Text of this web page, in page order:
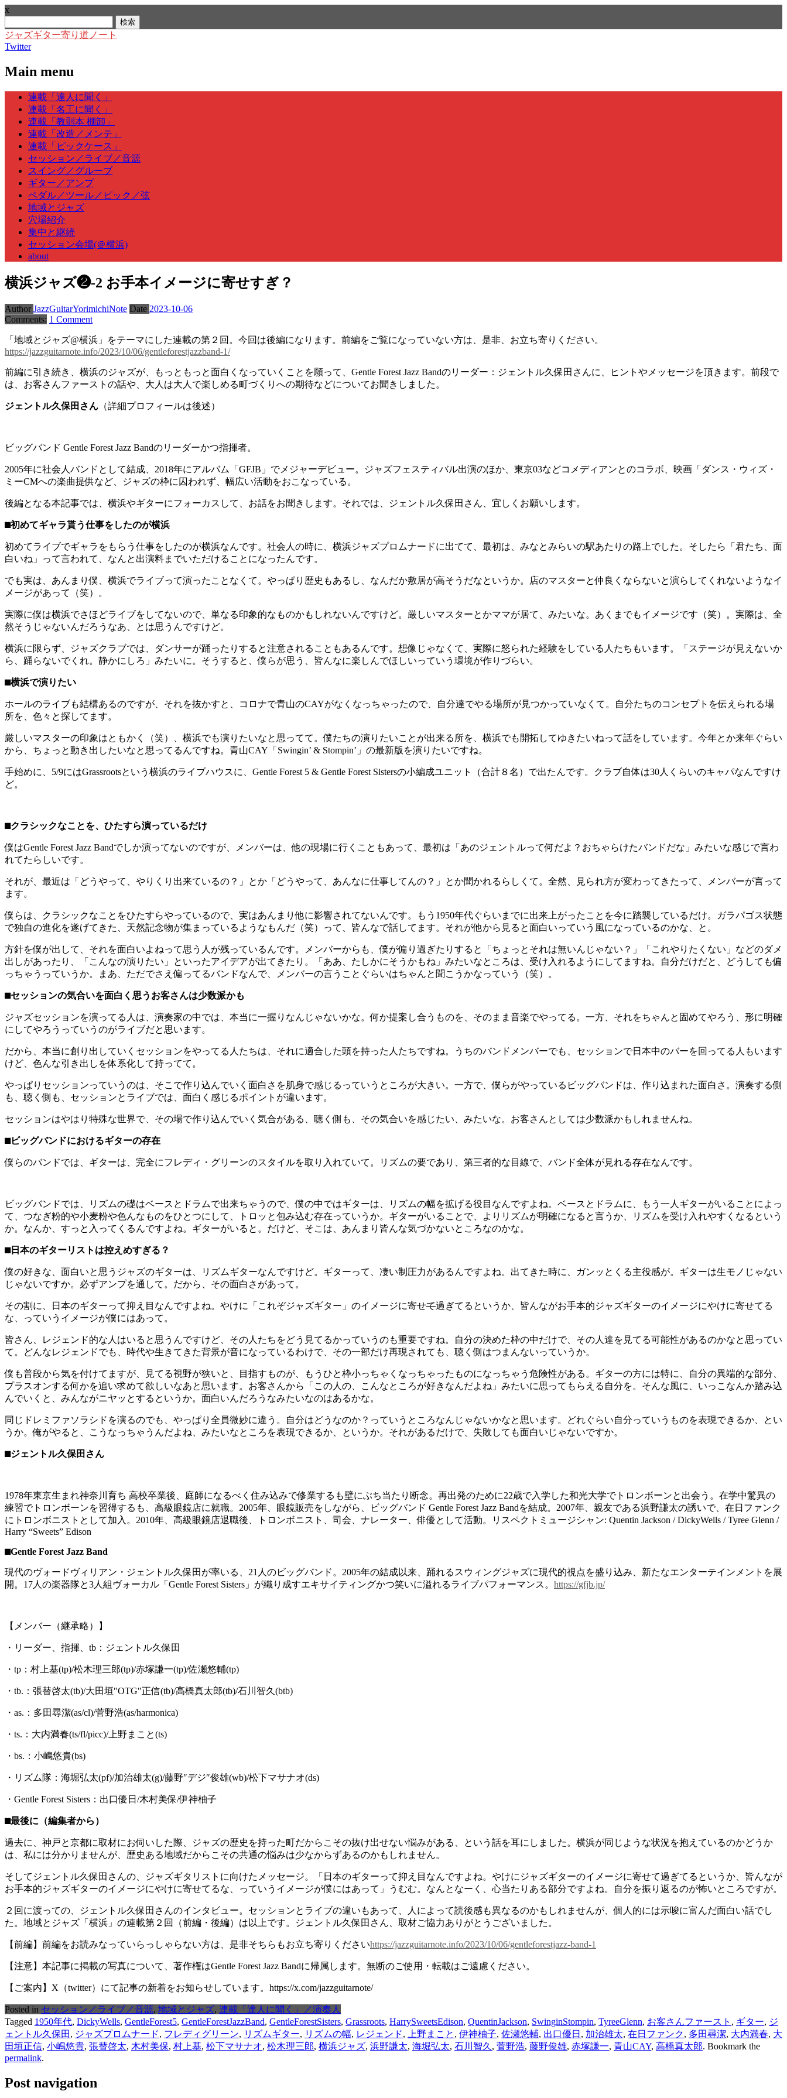
x
索:
ジャズギター寄り道ノート
Twitter
Main menu
Skip
content
連載「達人に聞く」
連載「名工に聞く」
連載「教則本 棚卸」
連載「改造／メンテ」
連載「ピックケース」
セッション／ライブ／音源
スイング／グルーブ
ギター／アンプ
ペダル／ツール／ピック／弦
地域とジャズ
穴場紹介
集中と継続
セッション会場(＠横浜)
about
横浜ジャズ❷-2 お手本イメージに寄せすぎ？
Author JazzGuitarYorimichiNote Date 2023-10-06
Comments: 1 Comment
「地域とジャズ@横浜」をテーマにした連載の第２回。今回は後編になります。前編をご覧になっていない方は、是非、お立ち寄りください。
https://jazzguitarnote.info/2023/10/06/gentleforestjazzband-1/
前編に引き続き、横浜のジャズが、もっともっと面白くなっていくことを願って、Gentle Forest Jazz Bandのリーダー：ジェントル久保田さんに、ヒントやメッセージを頂きます。前段で
は、お客さんファーストの話や、大人は大人で楽しめる町づくりへの期待などについてお聞きしました。
ジェントル久保田さん （詳細プロフィールは後述）
ビッグバンド Gentle Forest Jazz Bandのリーダーかつ指揮者。
2005年に社会人バンドとして結成、2018年にアルバム「GFJB」でメジャーデビュー。ジャズフェスティバル出演のほか、東京03などコメディアンとのコラボ、映画「ダンス・ウィズ・
ミーCMへの楽曲提供など、ジャズの枠に囚われず、幅広い活動をおこなっている。
後編となる本記事では、横浜やギターにフォーカスして、お話をお聞きします。それでは、ジェントル久保田さん、宜しくお願いします。
⬛︎初めてギャラ貰う仕事をしたのが横浜
初めてライブでギャラをもらう仕事をしたのが横浜なんです。社会人の時に、横浜ジャズプロムナードに出てて、最初は、みなとみらいの駅あたりの路上でした。そしたら「君たち、面
白いね」って言われて、なんと出演料までいただけることになったんです。
でも実は、あんまり僕、横浜でライブって演ったことなくて。やっぱり歴史もあるし、なんだか敷居が高そうだなというか。店のマスターと仲良くならないと演らしてくれないようなイ
メージがあって（笑）。
実際に僕は横浜でさほどライブをしてないので、単なる印象的なものかもしれないんですけど。厳しいマスターとかママが居て、みたいな。あくまでもイメージです（笑）。実際は、全
然そうじゃないんだろうなあ、とは思うんですけど。
横浜に限らず、ジャズクラブでは、ダンサーが踊ったりすると注意されることもあるんです。想像じゃなくて、実際に怒られた経験をしている人たちもいます。「ステージが見えないか
ら、踊らないでくれ。静かにしろ」みたいに。そうすると、僕らが思う、皆んなに楽しんでほしいっていう環境が作りづらい。
⬛︎横浜で演りたい
ホールのライブも結構あるのですが、それを抜かすと、コロナで青山のCAYがなくなっちゃったので、自分達でやる場所が見つかっていなくて。自分たちのコンセプトを伝えられる場
所を、色々と探してます。
厳しいマスターの印象はともかく（笑）、横浜でも演りたいなと思ってて。僕たちの演りたいことが出来る所を、横浜でも開拓してゆきたいねって話をしています。今年とか来年ぐらい
から、ちょっと動き出したいなと思ってるんですね。青山CAY「Swingin’ & Stompin’」の最新版を演りたいですね。
手始めに、5/9にはGrassrootsという横浜のライブハウスに、Gentle Forest 5 & Gentle Forest Sistersの小編成ユニット（合計８名）で出たんです。クラブ自体は30人くらいのキャパなんですけ
ど。
⬛︎クラシックなことを、ひたすら演っているだけ
僕はGentle Forest Jazz Bandでしか演ってないのですが、メンバーは、他の現場に行くこともあって、最初は「あのジェントルって何だよ？おちゃらけたバンドだな」みたいな感じで言わ
れてたらしいです。
それが、最近は「どうやって、やりくり出来ているの？」とか「どうやって、あんなに仕事してんの？」とか聞かれるらしくて。全然、見られ方が変わってきたって、メンバーが言って
ます。
僕らは、クラシックなことをひたすらやっているので、実はあんまり他に影響されてないんです。もう1950年代ぐらいまでに出来上がったことを今に踏襲しているだけ。ガラパゴス状態
で独自の進化を遂げてきた、天然記念物が集まっているようなもんだ（笑）って、皆んなで話してます。それが他から見ると面白いっていう風になっているのかな、と。
方針を僕が出して、それを面白いよねって思う人が残っているんです。メンバーからも、僕が偏り過ぎたりすると「ちょっとそれは無いんじゃない？」「これやりたくない」などのダメ
出しがあったり、「こんなの演りたい」といったアイデアが出てきたり。「ああ、たしかにそうかもね」みたいなところは、受け入れるようにしてますね。自分だけだと、どうしても偏
っちゃうっていうか。まあ、ただでさえ偏ってるバンドなんで、メンバーの言うことぐらいはちゃんと聞こうかなっていう（笑）。
⬛︎セッションの気合いを面白く思うお客さんは少数派かも
ジャズセッションを演ってる人は、演奏家の中では、本当に一握りなんじゃないかな。何か提案し合うものを、そのまま音楽でやってる。一方、それをちゃんと固めてやろう、形に明確
にしてやろうっていうのがライブだと思います。
だから、本当に創り出していくセッションをやってる人たちは、それに適合した頭を持った人たちですね。うちのバンドメンバーでも、セッションで日本中のバーを回ってる人もいます
けど、色んな引き出しを体系化して持ってて。
やっぱりセッションっていうのは、そこで作り込んでいく面白さを肌身で感じるっていうところが大きい。一方で、僕らがやっているビッグバンドは、作り込まれた面白さ。演奏する側
も、聴く側も、セッションとライブでは、面白く感じるポイントが違います。
セッションはやはり特殊な世界で、その場で作り込んでいく気合がある、聴く側も、その気合いを感じたい、みたいな。お客さんとしては少数派かもしれませんね。
⬛︎ビッグバンドにおけるギターの存在
僕らのバンドでは、ギターは、完全にフレディ・グリーンのスタイルを取り入れていて。リズムの要であり、第三者的な目線で、バンド全体が見れる存在なんです。
ビッグバンドでは、リズムの礎はベースとドラムで出来ちゃうので、僕の中ではギターは、リズムの幅を拡げる役目なんですよね。ベースとドラムに、もう一人ギターがいることによっ
て、つなぎ粉的や小麦粉や色んなものをひとつにして、トロッと包み込む存在っていうか。ギターがいることで、よりリズムが明確になると言うか、リズムを受け入れやすくなるという
か。なんか、すっと入ってくるんですよね。ギターがいると。だけど、そこは、あんまり皆んな気づかないところなのかな。
⬛︎日本のギターリストは控えめすぎる？
僕の好きな、面白いと思うジャズのギターは、リズムギターなんですけど。ギターって、凄い制圧力があるんですよね。出てきた時に、ガンッとくる主役感が。ギターは生モノじゃない
じゃないですか。必ずアンプを通して。だから、その面白さがあって。
その割に、日本のギターって抑え目なんですよね。やけに「これぞジャズギター」のイメージに寄せて過ぎてるというか、皆んながお手本的ジャズギターのイメージにやけに寄せてる
な、っていうイメージが僕にはあって。
皆さん、レジェンド的な人はいると思うんですけど、その人たちをどう見てるかっていうのも重要ですね。自分の決めた枠の中だけで、その人達を見てる可能性があるのかなと思ってい
て。どんなレジェンドでも、時代や生きてきた背景が音になっているわけで、その一部だけ再現されても、聴く側はつまんないっていうか。
僕も普段から気を付けてますが、見てる視野が狭いと、目指すものが、もうひと枠小っちゃくなっちゃったものになっちゃう危険性がある。ギターの方には特に、自分の異端的な部分、
プラスオンする何かを追い求めて欲しいなあと思います。お客さんから「この人の、こんなところが好きなんだよね」みたいに思ってもらえる自分を。そんな風に、いっこなんか踏み込
んでいくと、みんながニヤッとするというか。面白いんだろうなみたいなのはあるかな。
同じドレミファソラシドを演るのでも、やっぱり全員微妙に違う。自分はどうなのか？っていうところなんじゃないかなと思います。どれぐらい自分っていうものを表現できるか、とい
うか。俺がやると、こうなっちゃうんだよね、みたいなところを表現できるか、というか。それがあるだけで、失敗しても面白いじゃないですか。
⬛︎ジェントル久保田さん
1978年東京生まれ神奈川育ち 高校卒業後、庭師になるべく住み込みで修業するも壁にぶち当たり断念。再出発のために22歳で入学した和光大学でトロンボーンと出会う。在学中驚異の
練習でトロンボーンを習得するも、高級眼鏡店に就職。2005年、眼鏡販売をしながら、ビッグバンド Gentle Forest Jazz Bandを結成。2007年、親友である浜野謙太の誘いで、在日ファンク
にトロンボニストとして加入。2010年、高級眼鏡店退職後、トロンボニスト、司会、ナレーター、俳優として活動。リスペクトミュージシャン: Quentin Jackson / DickyWells / Tyree Glenn /
Harry “Sweets” Edison
⬛︎Gentle Forest Jazz Band
現代のヴォードヴィリアン・ジェントル久保田が率いる、21人のビッグバンド。2005年の結成以来、踊れるスウィングジャズに現代的視点を盛り込み、新たなエンターテインメントを展
開。17人の楽器隊と3人組ヴォーカル「Gentle Forest Sisters」が織り成すエキサイティングかつ笑いに溢れるライブパフォーマンス。 https://gfjb.jp/
【メンバー（継承略）】
・リーダー、指揮、tb：ジェントル久保田
・tp：村上基(tp)/松木理三郎(tp)/赤塚謙一(tp)/佐瀬悠輔(tp)
・tb.：張替啓太(tb)/大田垣″OTG″正信(tb)/高橋真太郎(tb)/石川智久(btb)
・as.：多田尋潔(as/cl)/菅野浩(as/harmonica)
・ts.：大内満春(ts/fl/picc)/上野まこと(ts)
・bs.：小嶋悠貴(bs)
・リズム隊：海堀弘太(pf)/加治雄太(g)/藤野″デジ″俊雄(wb)/松下マサナオ(ds)
・Gentle Forest Sisters：出口優日/木村美保/伊神柚子
⬛︎最後に（編集者から）
過去に、神戸と京都に取材にお伺いした際、ジャズの歴史を持った町だからこその抜け出せない悩みがある、という話を耳にしました。横浜が同じような状況を抱えているのかどうか
は、私には分かりませんが、歴史ある地域だからこその共通の悩みは少なからずあるのかもしれません。
そしてジェントル久保田さんの、ジャズギタリストに向けたメッセージ。「日本のギターって抑え目なんですよね。やけにジャズギターのイメージに寄せて過ぎてるというか、皆んなが
お手本的ジャズギターのイメージにやけに寄せてるな、っていうイメージが僕にはあって」うむむ。なんとなーく、心当たりある部分ですよね。自分を振り返るのが怖いところですが。
２回に渡っての、ジェントル久保田さんのインタビュー。セッションとライブの違いもあって、人によって読後感も異なるのかもしれませんが、個人的には示唆に富んだ面白い話でし
た。地域とジャズ「横浜」の連載第２回（前編・後編）は以上です。ジェントル久保田さん、取材ご協力ありがとうございました。
【前編】前編をお読みなっていらっしゃらない方は、是非そちらもお立ち寄りくださいhttps://jazzguitarnote.info/2023/10/06/gentleforestjazz-band-1
【注意】本記事に掲載の写真について、著作権はGentle Forest Jazz Bandに帰属します。無断のご使用・転載はご遠慮ください。
【ご案内】X（twitter）にて記事の新着をお知らせしています。https://x.com/jazzguitarnote/
Posted in セッション／ライブ／音源, 地域とジャズ, 連載「達人に聞く」／演奏人
Tagged 1950年代, DickyWells, GentleForest5, GentleForestJazzBand, GentleForestSisters, Grassroots, HarrySweetsEdison, QuentinJackson, SwinginStompin, TyreeGlenn, お客さんファースト , ギター, ジ
ェントル久保田 , ジャズプロムナード, フレディグリーン, リズムギター, リズムの幅, レジェンド, 上野まこと , 伊神柚子, 佐瀬悠輔, 出口優日 , 加治雄太, 在日ファンク, 多田尋潔, 大内満春, 大
田垣正信, 小嶋悠貴, 張替啓太, 木村美保, 村上基, 松下マサナオ, 松木理三郎, 横浜ジャズ, 浜野謙太, 海堀弘太, 石川智久 , 菅野浩, 藤野俊雄, 赤塚謙一, 青山CAY, 高橋真太郎. Bookmark the
permalink.
Post navigation